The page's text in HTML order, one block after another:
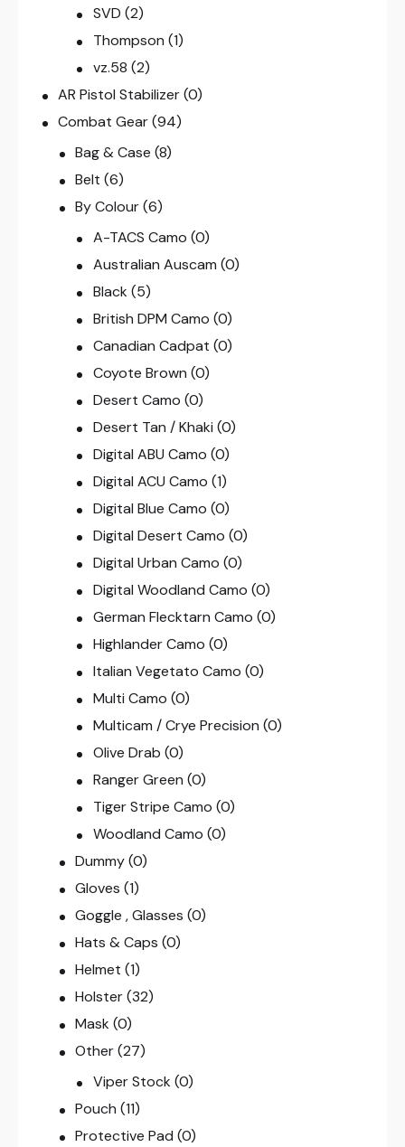
SVD (2)
Thompson (1)
vz.58 (2)
AR Pistol Stabilizer(0)
Combat Gear(94)
Bag & Case (8)
Belt (6)
By Colour (6)
A-TACS Camo (0)
Australian Auscam (0)
Black (5)
British DPM Camo (0)
Canadian Cadpat (0)
Coyote Brown (0)
Desert Camo (0)
Desert Tan / Khaki (0)
Digital ABU Camo (0)
Digital ACU Camo (1)
Digital Blue Camo (0)
Digital Desert Camo (0)
Digital Urban Camo (0)
Digital Woodland Camo (0)
German Flecktarn Camo (0)
Highlander Camo (0)
Italian Vegetato Camo (0)
Multi Camo (0)
Multicam / Crye Precision (0)
Olive Drab (0)
Ranger Green (0)
Tiger Stripe Camo (0)
Woodland Camo (0)
Dummy (0)
Gloves (1)
Goggle , Glasses (0)
Hats & Caps (0)
Helmet (1)
Holster (32)
Mask (0)
Other (27)
Viper Stock (0)
Pouch (11)
Protective Pad (0)